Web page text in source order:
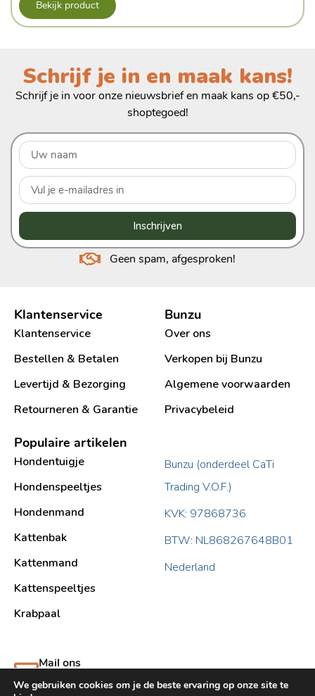
Bekijk product
Schrijf je in en maak kans!
Schrijf je in voor onze nieuwsbrief en maak kans op €50,-
shoptegoed!
Inschrijven
Geen spam, afgesproken!
Klantenservice
Klantenservice
Bestellen & Betalen
Levertijd & Bezorging
Retourneren & Garantie
Bunzu
Over ons
Verkopen bij Bunzu
Algemene voorwaarden
Privacybeleid
Populaire artikelen
Hondentuigje
Hondenspeeltjes
Hondenmand
Kattenbak
Kattenmand
Kattenspeeltjes
Krabpaal​
Bunzu (onderdeel CaTi
Trading V.O.F.)
KVK: 97868736
BTW: NL868267648B01
Nederland
Mail ons
support@bunzu.nl
We gebruiken cookies om je de beste ervaring op onze site te